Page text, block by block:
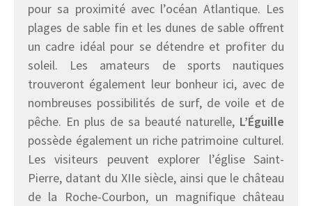
pour sa proximité avec l’océan Atlantique. Les
plages de sable fin et les dunes de sable offrent
un cadre idéal pour se détendre et profiter du
soleil. Les amateurs de sports nautiques
trouveront également leur bonheur ici, avec de
nombreuses possibilités de surf, de voile et de
pêche. En plus de sa beauté naturelle, L’Éguille
possède également un riche patrimoine culturel.
Les visiteurs peuvent explorer l’église Saint-
Pierre, datant du XIIe siècle, ainsi que le château
de la Roche-Courbon, un magnifique château